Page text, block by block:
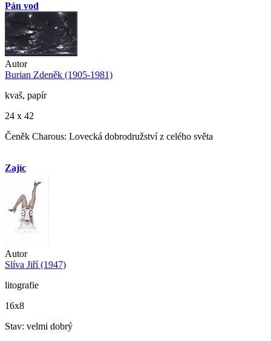
Pán vod
Autor
Burian Zdeněk (1905-1981)
kvaš, papír
24 x 42
Čeněk Charous: Lovecká dobrodružství z celého světa
Zajíc
Autor
Slíva Jiří (1947)
litografie
16x8
Stav: velmi dobrý